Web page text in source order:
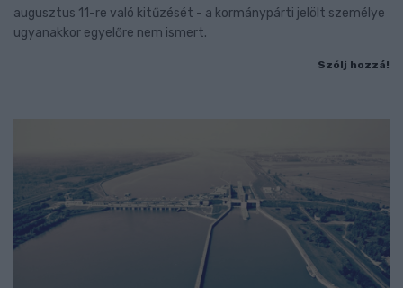
augusztus 11-re való kitűzését - a kormánypárti jelölt személye
ugyanakkor egyelőre nem ismert.
Szólj hozzá!